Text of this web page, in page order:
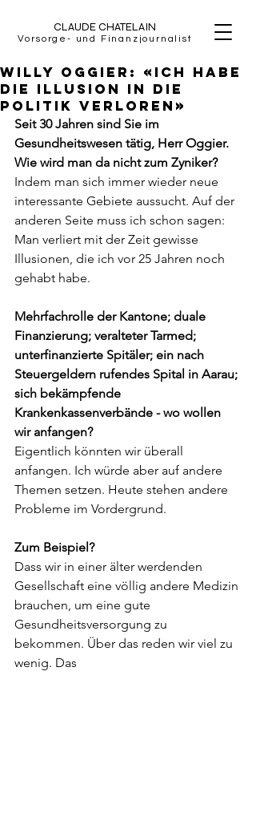
CLAUDE CHATELAIN
Vorsorge- und Finanzjournalist
Willy Oggier: «Ich habe
die Illusion in die
Politik verloren»
Seit 30 Jahren sind Sie im
Gesundheitswesen tätig, Herr Oggier.
Wie wird man da nicht zum Zyniker?
Indem man sich immer wieder neue
interessante Gebiete aussucht. Auf der
anderen Seite muss ich schon sagen:
Man verliert mit der Zeit gewisse
Illusionen, die ich vor 25 Jahren noch
gehabt habe.
Mehrfachrolle der Kantone; duale
Finanzierung; veralteter Tarmed;
unterfinanzierte Spitäler; ein nach
Steuergeldern rufendes Spital in Aarau;
sich bekämpfende
Krankenkassenverbände - wo wollen
wir anfangen?
Eigentlich könnten wir überall
anfangen. Ich würde aber auf andere
Themen setzen. Heute stehen andere
Probleme im Vordergrund.
Zum Beispiel?
Dass wir in einer älter werdenden
Gesellschaft eine völlig andere Medizin
brauchen, um eine gute
Gesundheitsversorgung zu
bekommen. Über das reden wir viel zu
wenig. Das